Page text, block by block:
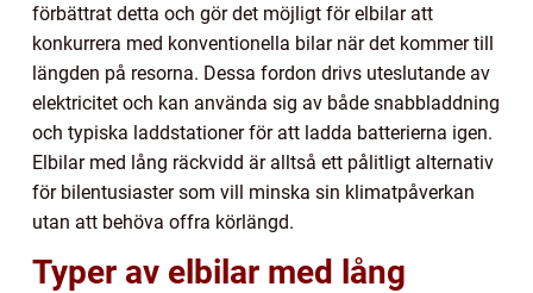
förbättrat detta och gör det möjligt för elbilar att
konkurrera med konventionella bilar när det kommer till
längden på resorna. Dessa fordon drivs uteslutande av
elektricitet och kan använda sig av både snabbladdning
och typiska laddstationer för att ladda batterierna igen.
Elbilar med lång räckvidd är alltså ett pålitligt alternativ
för bilentusiaster som vill minska sin klimatpåverkan
utan att behöva offra körlängd.
Typer av elbilar med lång